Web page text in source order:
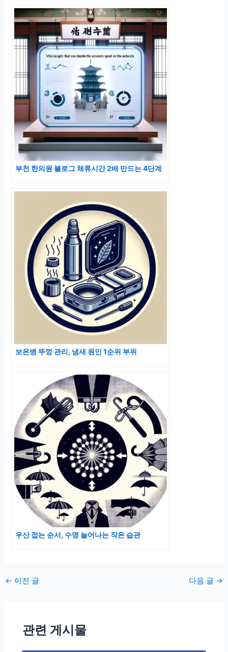
부천 한의원 블로그 체류시간 2배 만드는 4단계
보온병 뚜껑 관리, 냄새 원인 1순위 부위
우산 접는 순서, 수명 늘어나는 작은 습관
포
← 이전 글 다음 글 →
관련 게시물